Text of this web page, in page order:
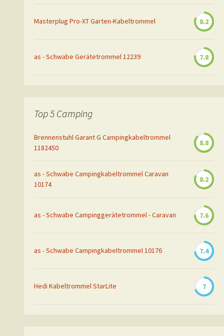
Masterplug Pro-XT Garten-Kabeltrommel 8.2
as - Schwabe Gerätetrommel 12239 7.8
Top 5 Camping
Brennenstuhl Garant G Campingkabeltrommel
1182450
8.8
as - Schwabe Campingkabeltrommel Caravan
10174
8.2
as - Schwabe Campinggerätetrommel - Caravan 7.6
as - Schwabe Campingkabeltrommel 10176 7.4
Hedi Kabeltrommel StarLite 7